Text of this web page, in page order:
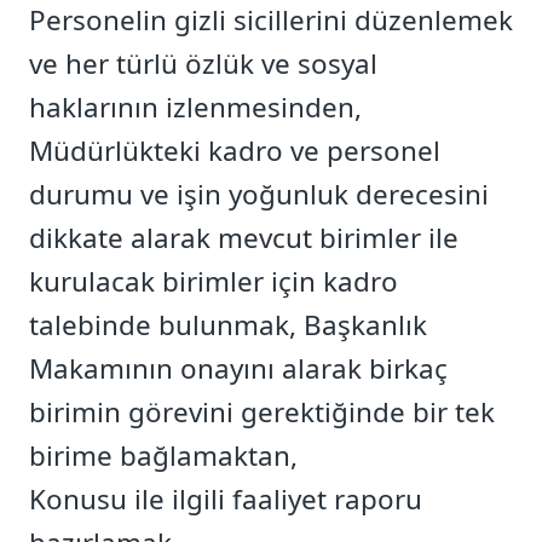
Personelin gizli sicillerini düzenlemek
ve her türlü özlük ve sosyal
haklarının izlenmesinden,
Müdürlükteki kadro ve personel
durumu ve işin yoğunluk derecesini
dikkate alarak mevcut birimler ile
kurulacak birimler için kadro
talebinde bulunmak, Başkanlık
Makamının onayını alarak birkaç
birimin görevini gerektiğinde bir tek
birime bağlamaktan,
Konusu ile ilgili faaliyet raporu